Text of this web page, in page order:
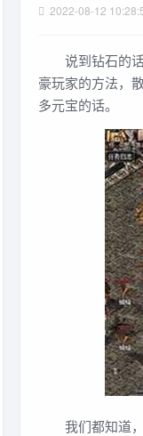
2022-08-12
说到钻石的话
豪玩家的方法，
多元宝的话。
我们都知道，